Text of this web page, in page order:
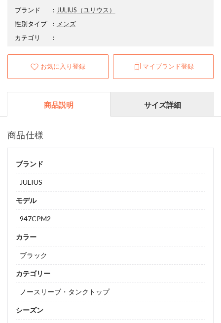
ブランド ： JULIUS （ユリウス）
性別タイプ
： メンズ
カテゴリ
：
お気に入り登録 マイブランド登録
商品説明 サイズ詳細
商品仕様
ブランド
JULIUS
モデル
947CPM2
カラー
ブラック
カテゴリー
ノースリーブ・タンクトップ
シーズン